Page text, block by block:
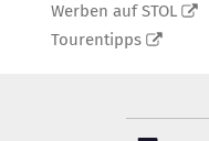
Werben auf STOL
Tourentipps